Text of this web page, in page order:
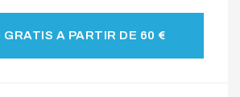
GRATIS A PARTIR DE 60 €